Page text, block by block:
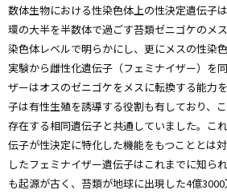
数体生物における性染色体上の性決定遺伝子
環の大半を半数体で過ごす苔類ゼニゴケのメ
染色体レベルで明らかにし、更にメスの性染
実験から雌性化遺伝子（フェミナイザー）を
ザーはオスのゼニゴケをメスに転換する能力
子は有性生殖を誘導する役割も有しており、
存在する相同遺伝子と共通していました。こ
伝子が性決定に特化した機能をもつこととは
したフェミナイザー遺伝子はこれまでに知ら
も起源が古く、苔類が地球に出現した4億